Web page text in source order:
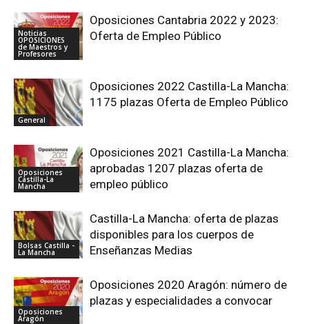
Noticias
OPOSICIONES
de Maestros y
Profesores
Oposiciones Cantabria 2022 y 2023:
Oferta de Empleo Público
General
Oposiciones 2022 Castilla-La Mancha:
1175 plazas Oferta de Empleo Público
Oposiciones
Castilla-La
Mancha
Oposiciones 2021 Castilla-La Mancha:
aprobadas 1207 plazas oferta de
empleo público
Bolsas Castilla -
La Mancha
Castilla-La Mancha: oferta de plazas
disponibles para los cuerpos de
Enseñanzas Medias
Oposiciones
Aragón
Oposiciones 2020 Aragón: número de
plazas y especialidades a convocar